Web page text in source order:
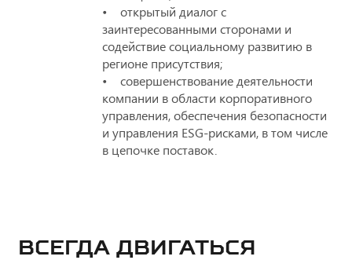
• открытый диалог с
заинтересованными сторонами и
содействие социальному развитию в
регионе присутствия;
• совершенствование деятельности
компании в области корпоративного
управления, обеспечения безопасности
и управления ESG-рисками, в том числе
в цепочке поставок.
ВСЕГДА ДВИГАТЬСЯ